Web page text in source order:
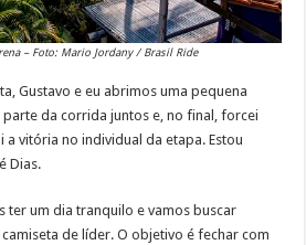
– Foto: Mario Jordany / Brasil Ride
Gustavo e eu abrimos uma pequena
da corrida juntos e, no final, forcei
a vitória no individual da etapa. Estou
Dias.
ter um dia tranquilo e vamos buscar
de líder. O objetivo é fechar com